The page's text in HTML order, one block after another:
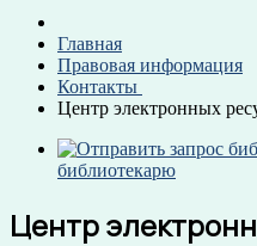
Главная
Правовая информация
Контакты
Центр электронных
библиотекарю
Центр